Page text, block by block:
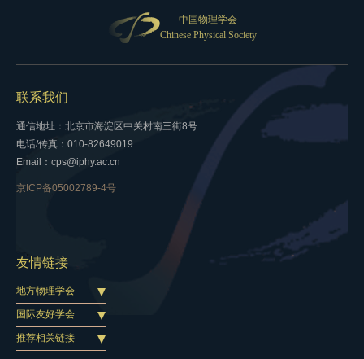
中国物理学会
Chinese Physical Society
联系我们
通信地址：北京市海淀区中关村南三街8号
电话/传真：010-82649019
Email：cps@iphy.ac.cn
京ICP备05002789-4号
友情链接
地方物理学会
国际友好学会
推荐相关链接